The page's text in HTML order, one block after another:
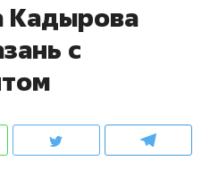
Кадырова
с